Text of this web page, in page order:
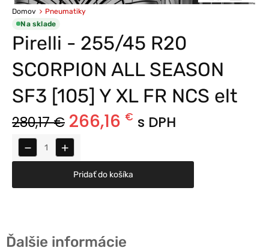
Domov
Pneumatiky
Na sklade
Pirelli - 255/45 R20
SCORPION ALL SEASON
SF3 [105] Y XL FR NCS elt
280,17€ 266,16 € s DPH
− +
Pridať do košíka
Ďalšie informácie